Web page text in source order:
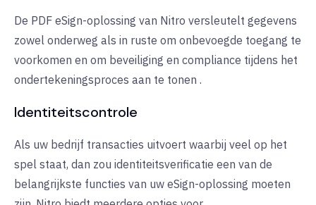
De PDF eSign-oplossing van Nitro versleutelt gegevens
zowel onderweg als in ruste om onbevoegde toegang te
voorkomen en om beveiliging en compliance tijdens het
ondertekeningsproces aan te tonen .
Identiteitscontrole
Als uw bedrijf transacties uitvoert waarbij veel op het
spel staat, dan zou identiteitsverificatie een van de
belangrijkste functies van uw eSign-oplossing moeten